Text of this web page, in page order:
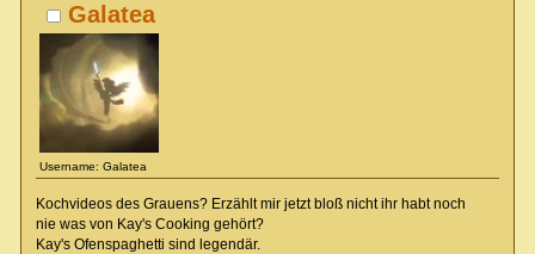
Galatea
Username: Galatea
Kochvideos des Grauens? Erzählt mir jetzt bloß nicht ihr habt noch
nie was von Kay's Cooking gehört?
Kay's Ofenspaghetti sind legendär.